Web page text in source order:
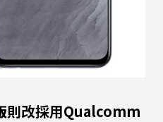
則改採用Qualcomm